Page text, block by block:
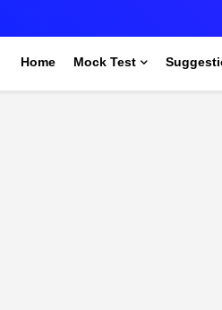
Home Mock Test